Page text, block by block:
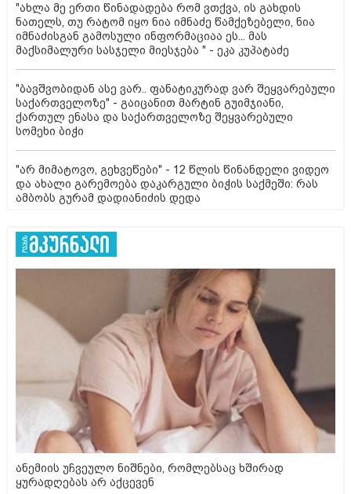
"ახლა მე ერთი წინადადება რომ ვთქვა, ის გახდის
ნათელს, თუ რატომ იყო ნია იმნაძე წამქეზებელი, ნია
იმნაძისგან გამოსული ინფორმაციაა ეს... მას
მაქსიმალური სასჯელი მიესჯება " - ეკა კუპატაძე
"ბავშვობიდან ასე ვარ.. ფანატიკურად ვარ შეყვარებული
საქართველოზე" - გაიცანით მარტინ გუიმჯიანი,
ქართულ ენასა და საქართველოზე შეყვარებული
სომეხი ბიჭი
"არ მიმატოვო, გეხვეწები" - 12 წლის წინანდელი ვიდეო
და ახალი გარემოება დაკარგული ბიჭის საქმეში: რას
ამბობს გურამ დადიანიძის დედა
ანემიის უჩვეულო ნიშნები, რომლებსაც ხშირად
ყურადღებას არ აქცევენ